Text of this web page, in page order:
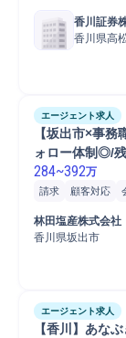
香川証券
香川県高
エージェント求人
【坂出市×事
ォロー体制◎/
284~392万
請求 顧客対応
林田塩産株式会社
香川県坂出市
エージェント求人
【香川】あな